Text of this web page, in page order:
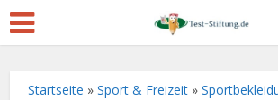
Startseite »Sport & Freizeit »